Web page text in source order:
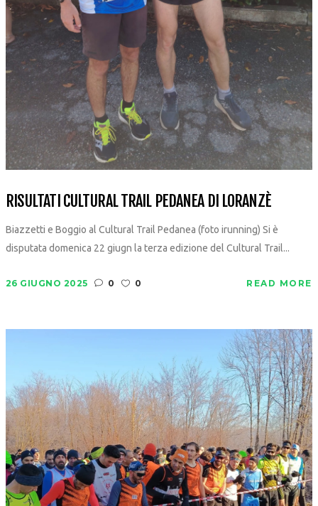
RISULTATI CULTURAL TRAIL PEDANEA DI LORANZÈ
Biazzetti e Boggio al Cultural Trail Pedanea (foto irunning) Si è
disputata domenica 22 giugn la terza edizione del Cultural Trail...
26 GIUGNO 2025 0 0 READ MORE